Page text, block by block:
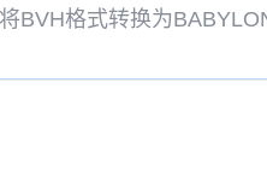
BVH格式转换为